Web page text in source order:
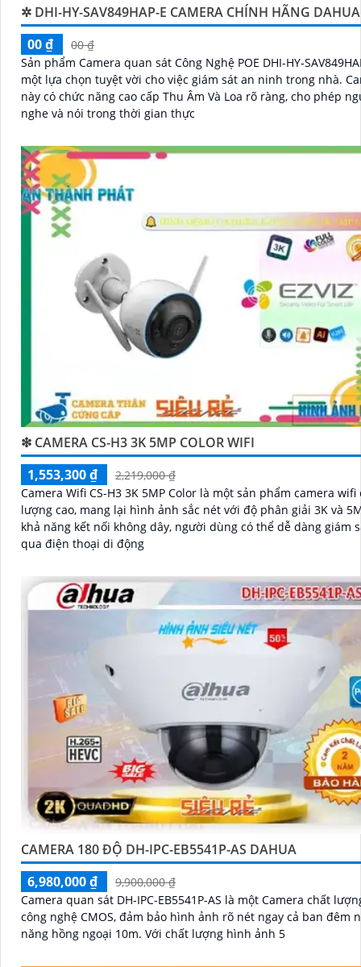
✲ DHI-HY-SAV849HAP-E CAMERA CHÍNH HÃNG DAHUA
00 ₫
00 ₫
Sản phẩm Camera quan sát Công Nghệ POE DHI-HY-
một lựa chọn tuyệt vời cho việc giám sát an ninh trong nhà. Camera
này có chức năng cao cấp Thu Âm Và Loa rõ ràng, cho phép
nghe và nói trong thời gian thực
❇ CAMERA CS-H3 3K 5MP COLOR WIFI
1,553,300 ₫
2,219,000 ₫
Camera Wifi CS-H3 3K 5MP Color là một sản phẩm camera wifi
lượng cao, mang lại hình ảnh sắc nét với độ phân giải 3K và 5MP.
khả năng kết nối không dây, người dùng có thể dễ dàng giám
qua điện thoại di động
CAMERA 180 ĐỘ DH-IPC-EB5541P-AS DAHUA
6,980,000 ₫
9,900,000 ₫
Camera quan sát DH-IPC-EB5541P-AS là một Camera chất
công nghệ CMOS, đảm bảo hình ảnh rõ nét ngay cả ban đêm
năng hồng ngoại 10m. Với chất lượng hình ảnh 5